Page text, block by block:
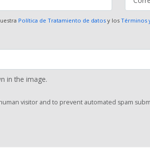
Política de Tratamiento de datos y los Términos
in the image.
visitor and to prevent automated spam